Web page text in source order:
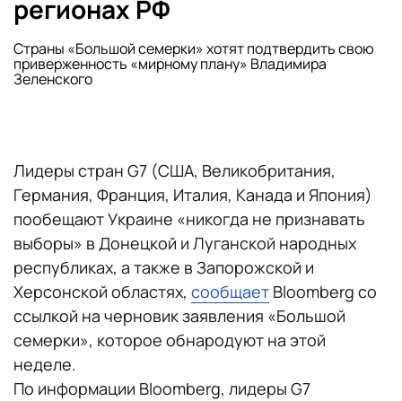
регионах РФ
Страны «Большой семерки» хотят подтвердить свою
приверженность «мирному плану» Владимира
Зеленского
Лидеры стран G7 (США, Великобритания,
Германия, Франция, Италия, Канада и Япония)
пообещают Украине «никогда не признавать
выборы» в Донецкой и Луганской народных
республиках, а также в Запорожской и
Херсонской областях, сообщает Bloomberg со
ссылкой на черновик заявления «Большой
семерки», которое обнародуют на этой
неделе.
По информации Bloomberg, лидеры G7